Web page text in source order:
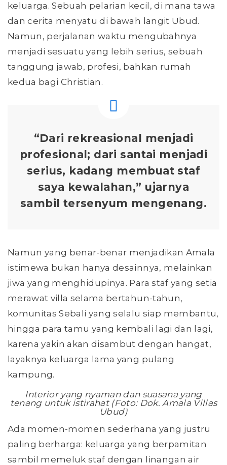
keluarga. Sebuah pelarian kecil, di mana tawa
dan cerita menyatu di bawah langit Ubud.
Namun, perjalanan waktu mengubahnya
menjadi sesuatu yang lebih serius, sebuah
tanggung jawab, profesi, bahkan rumah
kedua bagi Christian.
“Dari rekreasional menjadi
profesional; dari santai menjadi
serius, kadang membuat staf
saya kewalahan,” ujarnya
sambil tersenyum mengenang.
Namun yang benar-benar menjadikan Amala
istimewa bukan hanya desainnya, melainkan
jiwa yang menghidupinya. Para staf yang setia
merawat villa selama bertahun-tahun,
komunitas Sebali yang selalu siap membantu,
hingga para tamu yang kembali lagi dan lagi,
karena yakin akan disambut dengan hangat,
layaknya keluarga lama yang pulang
kampung.
Interior yang nyaman dan suasana yang
tenang untuk istirahat (Foto: Dok. Amala Villas
Ubud)
Ada momen-momen sederhana yang justru
paling berharga: keluarga yang berpamitan
sambil memeluk staf dengan linangan air